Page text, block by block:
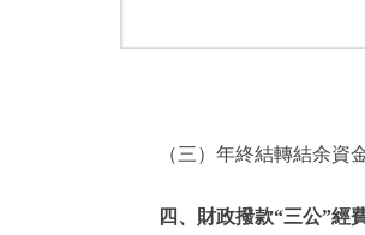
（三）年終結轉結余資金
四、財政撥款“三公”經